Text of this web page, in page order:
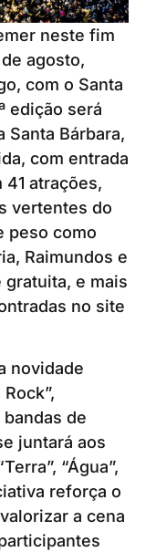
neste fim
agosto,
com o Santa
edição será
Santa Bárbara,
com entrada
atrações,
vertentes do
peso como
Raimundos e
gratuita, e mais
no site
novidade
de
juntará aos
“Água”,
reforça o
a cena